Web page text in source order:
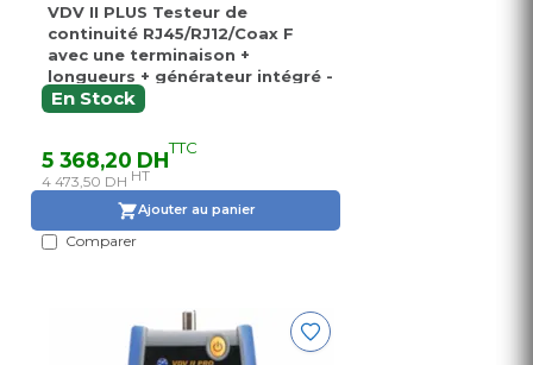
VDV II PLUS Testeur de
continuité RJ45/RJ12/Coax F
avec une terminaison +
longueurs + générateur intégré -
Remplace le 33-770
En Stock
5 368,20 DHTTC
4 473,50 DH HT
Ajouter au panier
Comparer